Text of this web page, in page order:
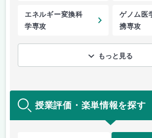
エネルギー変換科
学専攻
ゲノム医
携専攻
もっと見る
授業評価・楽単情報を探す